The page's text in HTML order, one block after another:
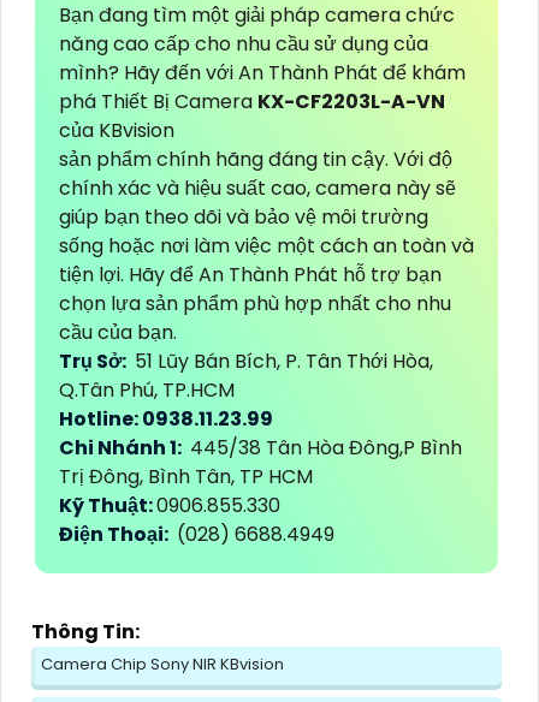
Bạn đang tìm một giải pháp camera chức
năng cao cấp cho nhu cầu sử dụng của
mình? Hãy đến với An Thành Phát để khám
phá Thiết Bị Camera KX-CF2203L-A-VN
của KBvision
sản phẩm chính hãng đáng tin cậy. Với độ
chính xác và hiệu suất cao, camera này sẽ
giúp bạn theo dõi và bảo vệ môi trường
sống hoặc nơi làm việc một cách an toàn và
tiện lợi. Hãy để An Thành Phát hỗ trợ bạn
chọn lựa sản phẩm phù hợp nhất cho nhu
cầu của bạn.
Trụ Sở: 51 Lũy Bán Bích, P. Tân Thới Hòa,
Q.Tân Phú, TP.HCM
Hotline: 0938.11.23.99
Chi Nhánh 1: 445/38 Tân Hòa Đông,P Bình
Trị Đông, Bình Tân, TP HCM
Kỹ Thuật:0906.855.330
Điện Thoại: (028) 6688.4949
Thông Tin:
Camera Chip Sony NIR KBvision